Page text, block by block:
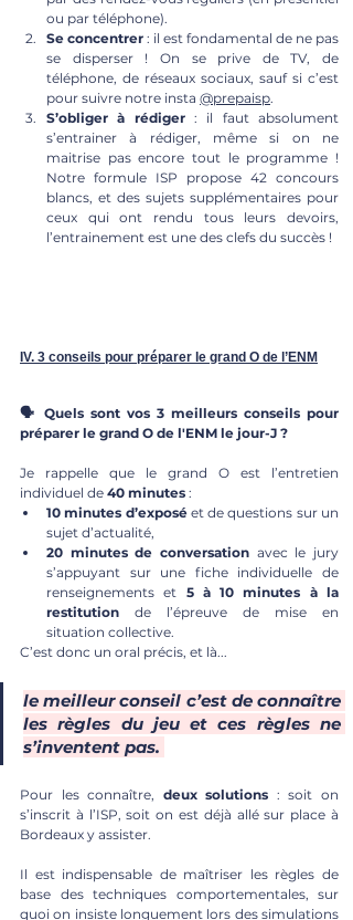
ou par téléphone).
Se concentrer : il est fondamental de ne pas
se disperser ! On se prive de TV, de
téléphone, de réseaux sociaux, sauf si c’est
pour suivre notre insta @prepaisp.
S’obliger à rédiger : il faut absolument
s’entrainer à rédiger, même si on ne
maitrise pas encore tout le programme !
Notre formule ISP propose 42 concours
blancs, et des sujets supplémentaires pour
ceux qui ont rendu tous leurs devoirs,
l’entrainement est une des clefs du succès !
IV. 3 conseils pour préparer le grand O de l’ENM
🗣 Quels sont vos 3 meilleurs conseils pour
préparer le grand O de l'ENM le jour-J ?
Je rappelle que le grand O est l’entretien
individuel de 40 minutes :
10 minutes d’exposé et de questions sur un
sujet d’actualité,
20 minutes de conversation avec le jury
s’appuyant sur une fiche individuelle de
renseignements et 5 à 10 minutes à la
restitution de l’épreuve de mise en
situation collective.
C’est donc un oral précis, et là...
le meilleur conseil c’est de connaître
les règles du jeu et ces règles ne
s’inventent pas.
Pour les connaître, deux solutions : soit on
s’inscrit à l’ISP, soit on est déjà allé sur place à
Bordeaux y assister.
Il est indispensable de maîtriser les règles de
base des techniques comportementales, sur
quoi on insiste longuement lors des simulations